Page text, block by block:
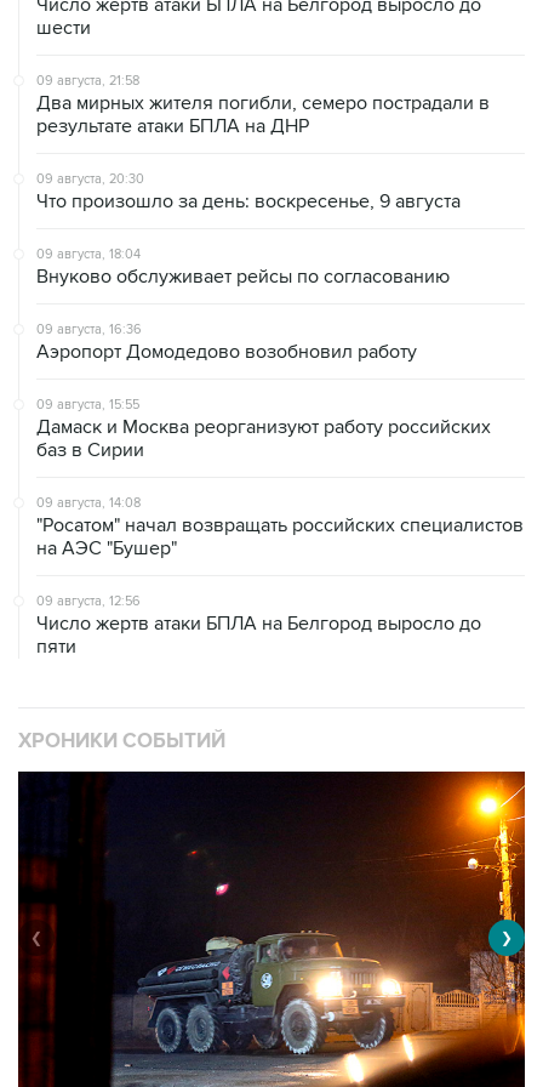
шести
09 августа, 21:58
Два мирных жителя погибли, семеро пострадали в
результате атаки БПЛА на ДНР
09 августа, 20:30
Что произошло за день: воскресенье, 9 августа
09 августа, 18:04
Внуково обслуживает рейсы по согласованию
09 августа, 16:36
Аэропорт Домодедово возобновил работу
09 августа, 15:55
Дамаск и Москва реорганизуют работу российских
баз в Сирии
09 августа, 14:08
"Росатом" начал возвращать российских специалистов
на АЭС "Бушер"
09 августа, 12:56
Число жертв атаки БПЛА на Белгород выросло до
пяти
ХРОНИКИ СОБЫТИЙ
❮ ❯